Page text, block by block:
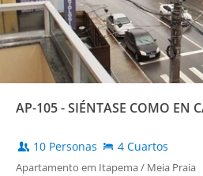
AP-105 - SIÉNTASE COMO EN
10 Personas 4 Cuartos
Apartamento em Itapema / Meia Praia